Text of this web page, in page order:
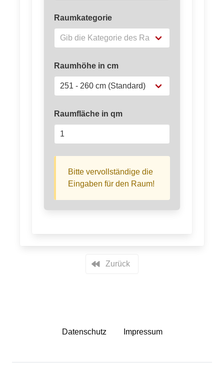
Raumkategorie
Raumhöhe in cm
Raumfläche in qm
Bitte vervollständige die
Eingaben für den Raum!
Zurück
Datenschutz Impressum